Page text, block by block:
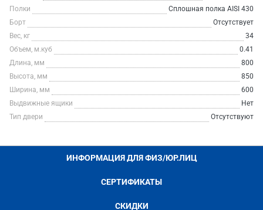
Полки
Сплошная полка AISI 430
Борт
Отсутствует
Вес, кг
34
Объем, м.куб
0.41
Длина, мм
800
Высота, мм
850
Ширина, мм
600
Выдвижные ящики
Нет
Тип двери
Отсутствуют
ИНФОРМАЦИЯ ДЛЯ ФИЗ/ЮР.ЛИЦ
СЕРТИФИКАТЫ
СКИДКИ